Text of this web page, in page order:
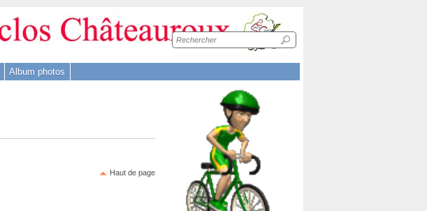
Recherche
sur
site
Album photos
Haut de page